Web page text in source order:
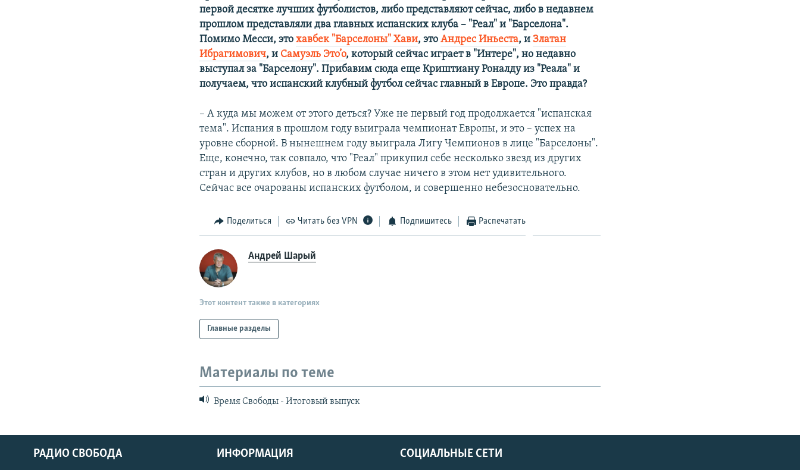
первой десятке лучших футболистов, либо представляют сейчас, либо в недавнем
прошлом представляли два главных испанских клуба – "Реал" и "Барселона".
Помимо Месси, этохавбек "Барселоны" Хави, этоАндрес Иньеста, и Златан
Ибрагимович, и Самуэль Это’о, который сейчас играет в "Интере", но недавно
выступал за "Барселону". Прибавим сюда еще Криштиану Роналду из "Реала" и
получаем, что испанский клубный футбол сейчас главный в Европе. Это правда?
– А куда мы можем от этого деться? Уже не первый год продолжается "испанская
тема". Испания в прошлом году выиграла чемпионат Европы, и это – успех на
уровне сборной. В нынешнем году выиграла Лигу Чемпионов в лице "Барселоны".
Еще, конечно, так совпало, что "Реал" прикупил себе несколько звезд из других
стран и других клубов, но в любом случае ничего в этом нет удивительного.
Сейчас все очарованы испанских футболом, и совершенно небезосновательно.
Поделиться Читать без VPN Подпишитесь Распечатать
Андрей Шарый
Этот контент также в категориях
Главные разделы
Материалы по теме
Время Свободы - Итоговый выпуск
СОЦИАЛЬНЫЕ СЕТИ
РАДИО СВОБОДА ИНФОРМАЦИЯ